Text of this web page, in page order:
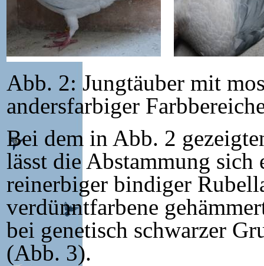
Abb. 2: Jungtäuber mit
andersfarbiger
Bei dem in Abb. 2
lässt die Abstammung sich
reinerbiger bindiger
verdünntfarbene
bei genetisch schwarzer
(Abb. 3).